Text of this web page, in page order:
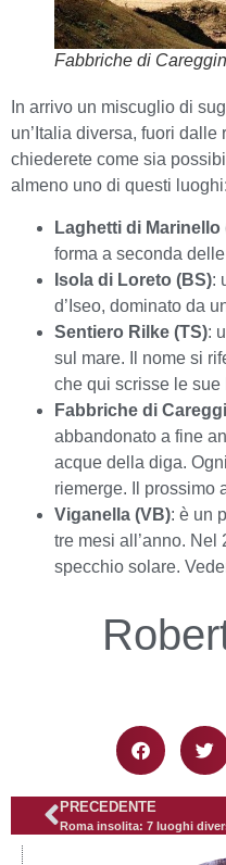
Fabbriche di
In arrivo un miscuglio di
un’Italia diversa, fuori dalle
chiederete come sia
almeno uno di questi luoghi:
Laghetti di Marinello
forma a seconda
Isola di Loreto (BS):
d’Iseo, dominato da
Sentiero Rilke (TS):
sul mare. Il nome si
che qui scrisse le
Fabbriche di
abbandonato a fine
acque della diga.
riemerge. Il prossimo
Viganella (VB): è un
tre mesi all’anno.
specchio solare.
PRECEDENTE